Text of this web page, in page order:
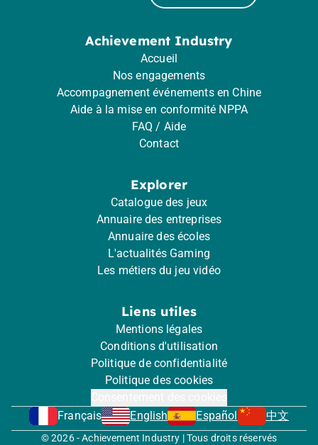
Achievement Industry
Accueil
Nos engagements
Accompagnement événements en Chine
Aide à la mise en conformité NPPA
FAQ / Aide
Contact
Explorer
Catalogue des jeux
Annuaire des entreprises
Annuaire des écoles
L'actualités Gaming
Les métiers du jeu vidéo
Liens utiles
Mentions légales
Conditions d'utilisation
Politique de confidentialité
Politique des cookies
Français
English Español 中文
© 2026 - Achievement Industry | Tous droits réservés